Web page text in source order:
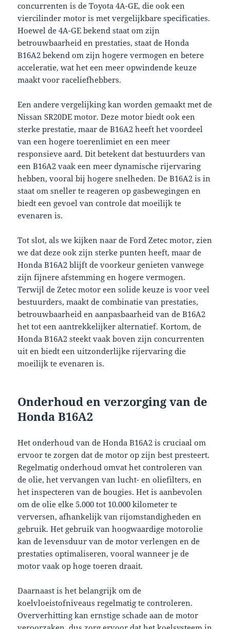
concurrenten is de Toyota 4A-GE, die ook een
viercilinder motor is met vergelijkbare specificaties.
Hoewel de 4A-GE bekend staat om zijn
betrouwbaarheid en prestaties, staat de Honda
B16A2 bekend om zijn hogere vermogen en betere
acceleratie, wat het een meer opwindende keuze
maakt voor raceliefhebbers.
Een andere vergelijking kan worden gemaakt met de
Nissan SR20DE motor. Deze motor biedt ook een
sterke prestatie, maar de B16A2 heeft het voordeel
van een hogere toerenlimiet en een meer
responsieve aard. Dit betekent dat bestuurders van
een B16A2 vaak een meer dynamische rijervaring
hebben, vooral bij hogere snelheden. De B16A2 is in
staat om sneller te reageren op gasbewegingen en
biedt een gevoel van controle dat moeilijk te
evenaren is.
Tot slot, als we kijken naar de Ford Zetec motor, zien
we dat deze ook zijn sterke punten heeft, maar de
Honda B16A2 blijft de voorkeur genieten vanwege
zijn fijnere afstemming en hogere vermogen.
Terwijl de Zetec motor een solide keuze is voor veel
bestuurders, maakt de combinatie van prestaties,
betrouwbaarheid en aanpasbaarheid van de B16A2
het tot een aantrekkelijker alternatief. Kortom, de
Honda B16A2 steekt vaak boven zijn concurrenten
uit en biedt een uitzonderlijke rijervaring die
moeilijk te evenaren is.
Onderhoud en verzorging van de
Honda B16A2
Het onderhoud van de Honda B16A2 is cruciaal om
ervoor te zorgen dat de motor op zijn best presteert.
Regelmatig onderhoud omvat het controleren van
de olie, het vervangen van lucht- en oliefilters, en
het inspecteren van de bougies. Het is aanbevolen
om de olie elke 5.000 tot 10.000 kilometer te
verversen, afhankelijk van rijomstandigheden en
gebruik. Het gebruik van hoogwaardige motorolie
kan de levensduur van de motor verlengen en de
prestaties optimaliseren, vooral wanneer je de
motor vaak op hoge toeren draait.
Daarnaast is het belangrijk om de
koelvloeistofniveaus regelmatig te controleren.
Oververhitting kan ernstige schade aan de motor